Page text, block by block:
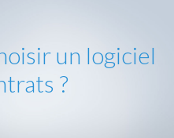
un logiciel
?